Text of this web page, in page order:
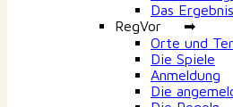
Das Ergebnis
RegVor ➡
Orte und
Die Spiele
Anmeldung
Die